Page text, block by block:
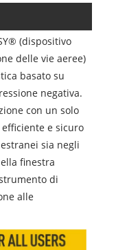
(dispositivo
delle vie aeree)
basato su
negativa.
con un solo
e sicuro
sia negli
finestra
di
alle